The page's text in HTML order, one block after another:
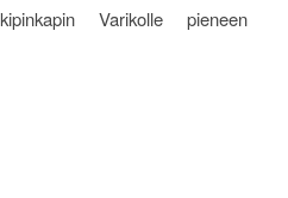
Varikolle pieneen